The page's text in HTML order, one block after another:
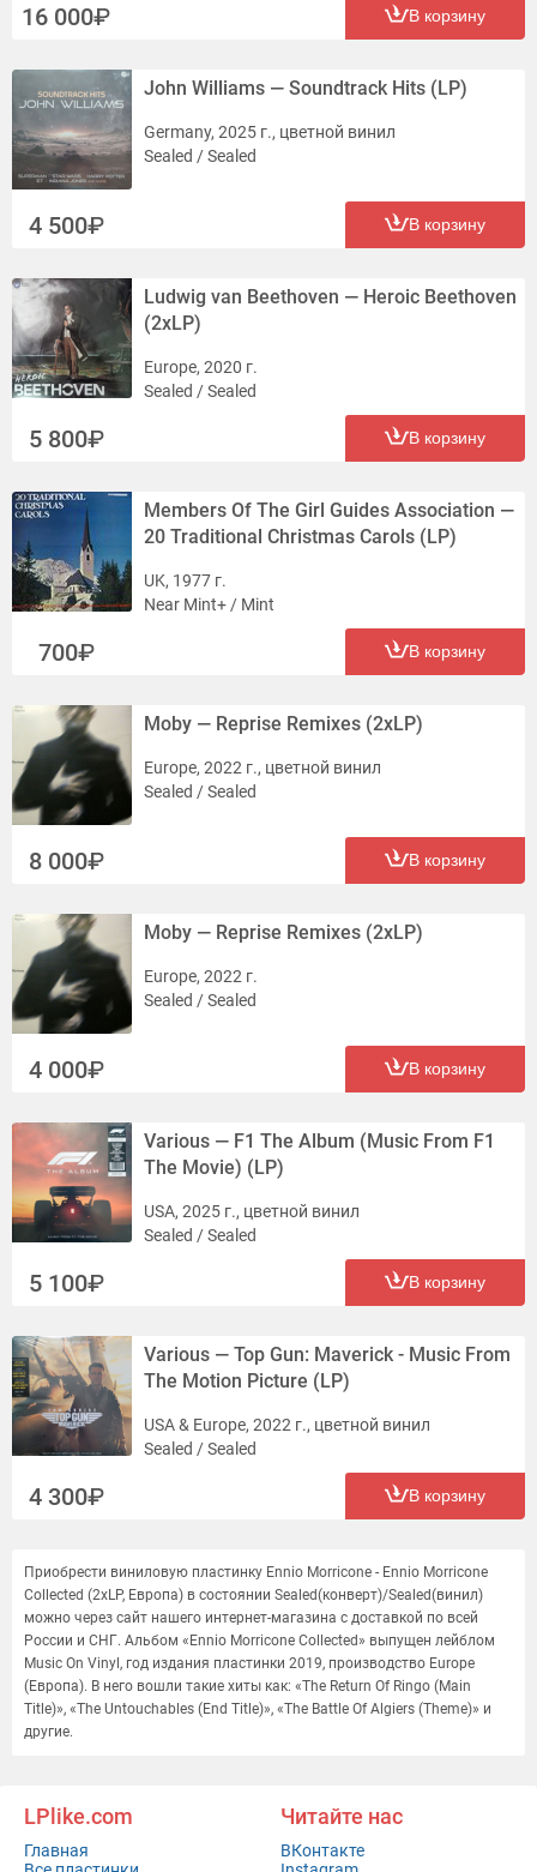
16 000 В корзину
John Williams — Soundtrack Hits (LP)
Germany, 2025 г., цветной винил
Sealed / Sealed
4 500 В корзину
Ludwig van Beethoven — Heroic Beethoven
(2xLP)
Europe, 2020 г.
Sealed / Sealed
5 800 В корзину
Members Of The Girl Guides Association —
20 Traditional Christmas Carols (LP)
UK, 1977 г.
Near Mint+ / Mint
700 В корзину
Moby — Reprise Remixes (2xLP)
Europe, 2022 г., цветной винил
Sealed / Sealed
8 000 В корзину
Moby — Reprise Remixes (2xLP)
Europe, 2022 г.
Sealed / Sealed
4 000 В корзину
Various — F1 The Album (Music From F1
The Movie) (LP)
USA, 2025 г., цветной винил
Sealed / Sealed
5 100 В корзину
Various — Top Gun: Maverick - Music From
The Motion Picture (LP)
USA & Europe, 2022 г., цветной винил
Sealed / Sealed
4 300 В корзину
Приобрести виниловую пластинку Ennio Morricone - Ennio Morricone
Collected (2xLP, Европа) в состоянии Sealed(конверт)/Sealed(винил)
можно через сайт нашего интернет-магазина с доставкой по всей
России и СНГ. Альбом «Ennio Morricone Collected» выпущен лейблом
Music On Vinyl, год издания пластинки 2019, производство Europe
(Европа). В него вошли такие хиты как: «The Return Of Ringo (Main
Title)», «The Untouchables (End Title)», «The Battle Of Algiers (Theme)» и
другие.
LPlike.com
Главная
Читайте нас
ВКонтакте